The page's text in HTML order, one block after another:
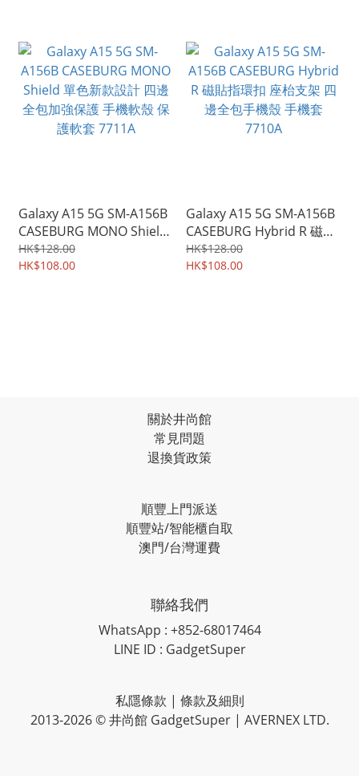
Galaxy A15 5G SM-A156B
CASEBURG MONO Shield
單色新款設計 四邊全包加
強保護 手機軟殼 保護軟套
HK$128.00
HK$108.00
Galaxy A15 5G SM-A156B
CASEBURG Hybrid R 磁貼
指環扣 座枱支架 四邊全包
手機殼 手機套 7710A
HK$128.00
HK$108.00
關於井尚館
常見問題
退換貨政策
順豐上門派送
順豐站/智能櫃自取
澳門/台灣運費
聯絡我們
WhatsApp : +852-68017464
LINE ID : GadgetSuper
私隱條款 | 條款及細則
2013-2026 © 井尚館 GadgetSuper | AVERNEX LTD.